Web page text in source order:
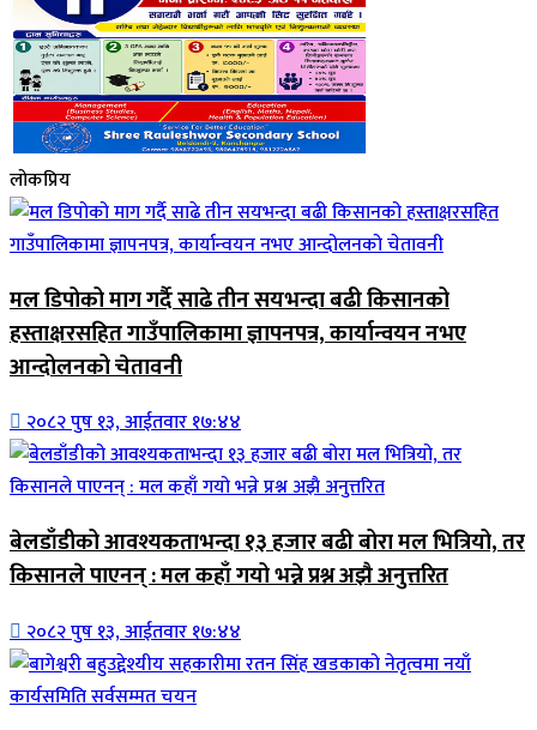
लोकप्रिय
मल डिपोको माग गर्दै साढे तीन सयभन्दा बढी किसानको
हस्ताक्षरसहित गाउँपालिकामा ज्ञापनपत्र, कार्यान्वयन नभए
आन्दोलनको चेतावनी
२०८२ पुष १३, आईतवार १७:४४
बेलडाँडीको आवश्यकताभन्दा १३ हजार बढी बोरा मल भित्रियो, तर
किसानले पाएनन् : मल कहाँ गयो भन्ने प्रश्न अझै अनुत्तरित
२०८२ पुष १३, आईतवार १७:४४